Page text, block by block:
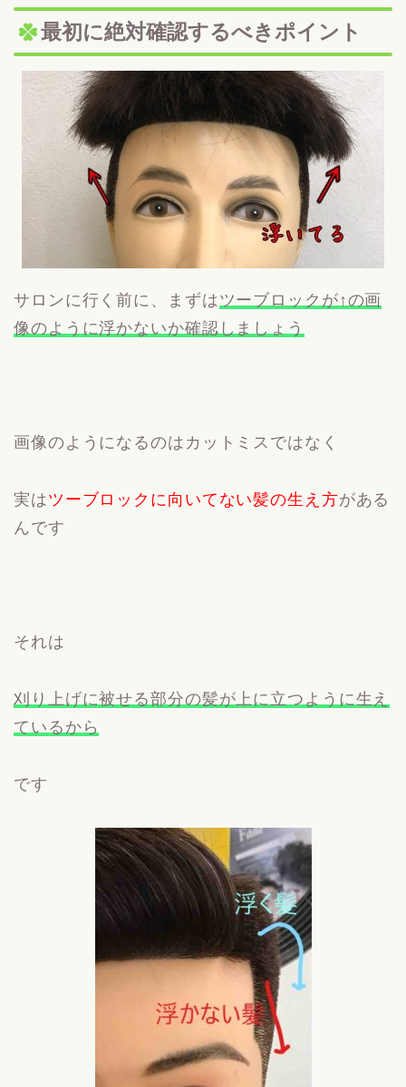
最初に絶対確認するべきポイント
サロンに行く前に、まずはツーブロックが↑の画
像のように浮かないか確認しましょう
画像のようになるのはカットミスではなく
実はツーブロックに向いてない髪の生え方がある
んです
それは
刈り上げに被せる部分の髪が上に立つように生え
ているから
です